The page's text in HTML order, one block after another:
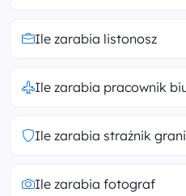
Ile zarabia listonosz
Ile zarabia pracownik
Ile zarabia strażnik
Ile zarabia fotograf